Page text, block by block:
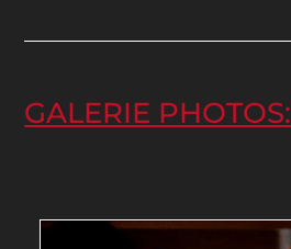
GALERIE PHOTOS: